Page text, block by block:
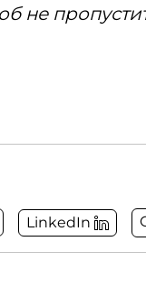
не
LinkedIn